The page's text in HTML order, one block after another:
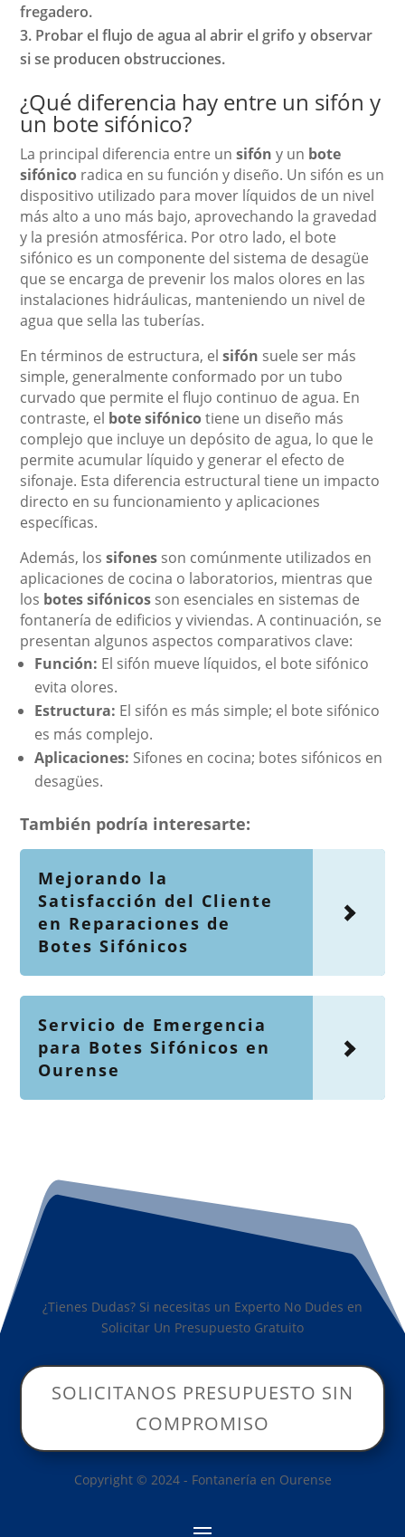
fregadero.
Probar el flujo de agua al abrir el grifo y observar
si se producen obstrucciones.
¿Qué diferencia hay entre un sifón y
un bote sifónico?
La principal diferencia entre unsifón y un bote
sifónico radica en su función y diseño. Un sifón es un
dispositivo utilizado para mover líquidos de un nivel
más alto a uno más bajo, aprovechando la gravedad
y la presión atmosférica. Por otro lado, el bote
sifónico es un componente del sistema de desagüe
que se encarga de prevenir los malos olores en las
instalaciones hidráulicas, manteniendo un nivel de
agua que sella las tuberías.
En términos de estructura, elsifón suele ser más
simple, generalmente conformado por un tubo
curvado que permite el flujo continuo de agua. En
contraste, el bote sifónicotiene un diseño más
complejo que incluye un depósito de agua, lo que le
permite acumular líquido y generar el efecto de
sifonaje. Esta diferencia estructural tiene un impacto
directo en su funcionamiento y aplicaciones
específicas.
Además, lossifones son comúnmente utilizados en
aplicaciones de cocina o laboratorios, mientras que
los botes sifónicos son esenciales en sistemas de
fontanería de edificios y viviendas. A continuación, se
presentan algunos aspectos comparativos clave:
Función: El sifón mueve líquidos, el bote sifónico
evita olores.
Estructura: El sifón es más simple; el bote sifónico
es más complejo.
Aplicaciones: Sifones en cocina; botes sifónicos en
desagües.
También podría interesarte:
Mejorando la
Satisfacción del Cliente
en Reparaciones de
Botes Sifónicos
Servicio de Emergencia
para Botes Sifónicos en
Ourense
¿Tienes Dudas? Si necesitas un Experto No Dudes en
Solicitar Un Presupuesto Gratuito
SOLICITANOS PRESUPUESTO SIN
COMPROMISO
Copyright © 2024 - Fontanería en Ourense